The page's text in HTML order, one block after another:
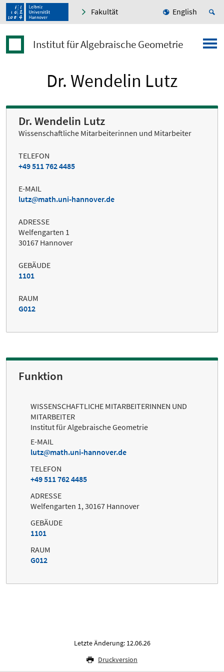
Fakultät English
Institut für Algebraische Geometrie
Dr. Wendelin Lutz
Dr. Wendelin Lutz
Wissenschaftliche Mitarbeiterinnen und Mitarbeiter
TELEFON
+49 511 762 4485
E-MAIL
lutz
math.uni-hannover.de
ADRESSE
Welfengarten 1
30167 Hannover
GEBÄUDE
1101
RAUM
G012
Funktion
WISSENSCHAFTLICHE MITARBEITERINNEN UND
MITARBEITER
Institut für Algebraische Geometrie
E-MAIL
lutz
math.uni-hannover.de
TELEFON
+49 511 762 4485
ADRESSE
Welfengarten 1, 30167 Hannover
GEBÄUDE
1101
RAUM
G012
Letzte Änderung: 12.06.26
Druckversion